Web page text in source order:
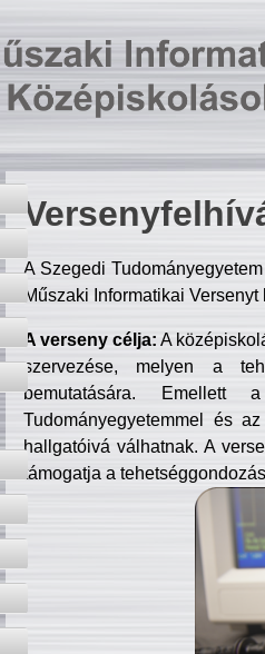
A Szegedi
Műszaki Informatikai
A verseny célja: A
szervezése, melyen a
bemutatására. Emellett
Tudományegyetemmel és
hallgatóivá válhatnak. A
támogatja a